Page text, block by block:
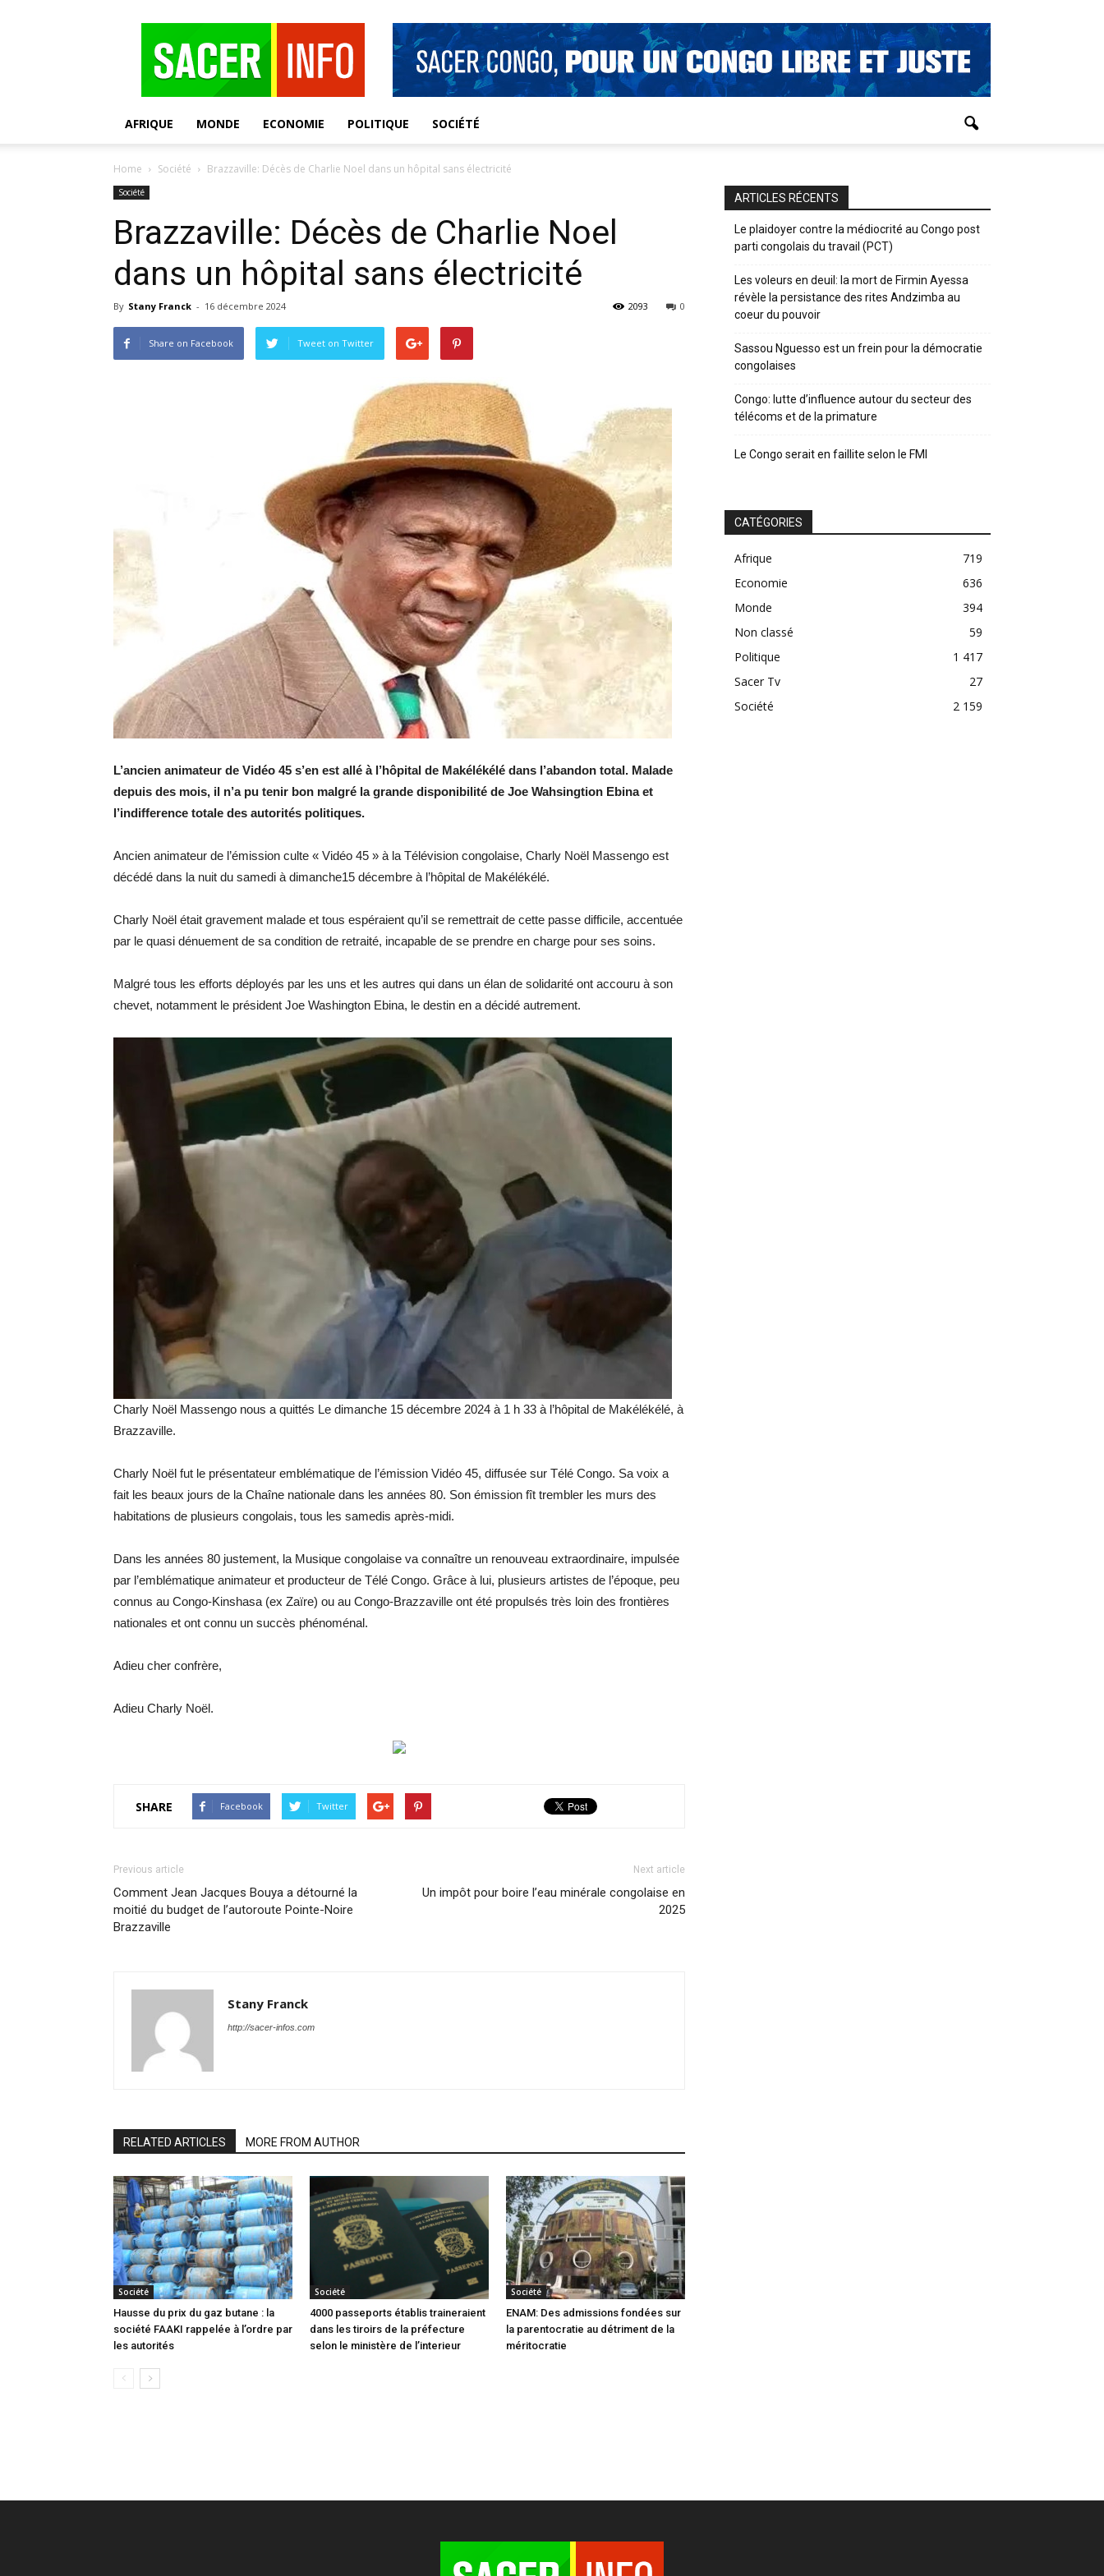
AFRIQUE MONDE ECONOMIE POLITIQUE SOCIÉTÉ
Home Société Brazzaville: Décès de Charlie Noel dans un hôpital sans électricité
Société
Brazzaville: Décès de Charlie Noel
dans un hôpital sans électricité
By Stany Franck - 16 décembre 2024 0
2093
Share on Facebook Tweet on Twitter
L’ancien animateur de Vidéo 45 s’en est allé à l’hôpital de Makélékélé dans l’abandon total. Malade
depuis des mois, il n’a pu tenir bon malgré la grande disponibilité de Joe Wahsingtion Ebina et
l’indifference totale des autorités politiques.
Ancien animateur de l’émission culte « Vidéo 45 » à la Télévision congolaise, Charly Noël Massengo est
décédé dans la nuit du samedi à dimanche15 décembre à l’hôpital de Makélékélé.
Charly Noël était gravement malade et tous espéraient qu’il se remettrait de cette passe difficile, accentuée
par le quasi dénuement de sa condition de retraité, incapable de se prendre en charge pour ses soins.
Malgré tous les efforts déployés par les uns et les autres qui dans un élan de solidarité ont accouru à son
chevet, notamment le président Joe Washington Ebina, le destin en a décidé autrement.
Charly Noël Massengo nous a quittés Le dimanche 15 décembre 2024 à 1 h 33 à l’hôpital de Makélékélé, à
Brazzaville.
Charly Noël fut le présentateur emblématique de l’émission Vidéo 45, diffusée sur Télé Congo. Sa voix a
fait les beaux jours de la Chaîne nationale dans les années 80. Son émission fît trembler les murs des
habitations de plusieurs congolais, tous les samedis après-midi.
Dans les années 80 justement, la Musique congolaise va connaître un renouveau extraordinaire, impulsée
par l’emblématique animateur et producteur de Télé Congo. Grâce à lui, plusieurs artistes de l’époque, peu
connus au Congo-Kinshasa (ex Zaïre) ou au Congo-Brazzaville ont été propulsés très loin des frontières
nationales et ont connu un succès phénoménal.
Adieu cher confrère,
Adieu Charly Noël.
SHARE Facebook Twitter
Previous article
Comment Jean Jacques Bouya a détourné la
moitié du budget de l’autoroute Pointe-Noire
Brazzaville
Next article
Un impôt pour boire l’eau minérale congolaise en
2025
Stany Franck
http://sacer-infos.com
RELATED ARTICLES MORE FROM AUTHOR
Société
Hausse du prix du gaz butane : la
société FAAKI rappelée à l’ordre par
les autorités
Société
4000 passeports établis traineraient
dans les tiroirs de la préfecture
selon le ministère de l’interieur
Société
ENAM: Des admissions fondées sur
la parentocratie au détriment de la
méritocratie
ARTICLES RÉCENTS
Le plaidoyer contre la médiocrité au Congo post
parti congolais du travail (PCT)
Les voleurs en deuil: la mort de Firmin Ayessa
révèle la persistance des rites Andzimba au
coeur du pouvoir
Sassou Nguesso est un frein pour la démocratie
congolaises
Congo: lutte d’influence autour du secteur des
télécoms et de la primature
Le Congo serait en faillite selon le FMI
CATÉGORIES
Afrique
719
Economie
636
Monde
394
Non classé
59
Politique
1 417
Sacer Tv
27
Société
2 159